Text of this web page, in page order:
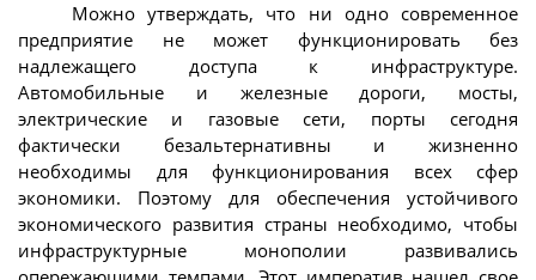
Можно утверждать, что ни одно современное
предприятие не может функционировать без
надлежащего доступа к инфраструктуре.
Автомобильные и железные дороги, мосты,
электрические и газовые сети, порты сегодня
фактически безальтернативны и жизненно
необходимы для функционирования всех сфер
экономики. Поэтому для обеспечения устойчивого
экономического развития страны необходимо, чтобы
инфраструктурные монополии развивались